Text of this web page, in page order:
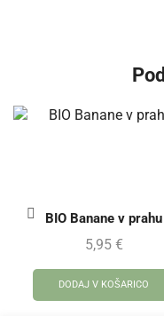
BIO Banane v prahu
5,95 €
DODAJ V KOŠARICO